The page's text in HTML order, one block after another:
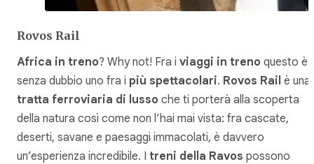
Rovos Rail
Africa in treno? Why not! Fra i viaggi in treno questo è
senza dubbio uno fra i più spettacolari. Rovos Rail è una
tratta ferroviaria di lusso che ti porterà alla scoperta
della natura così come non l’hai mai vista: fra cascate,
deserti, savane e paesaggi immacolati, è davvero
un’esperienza incredibile. I treni della Ravos possono